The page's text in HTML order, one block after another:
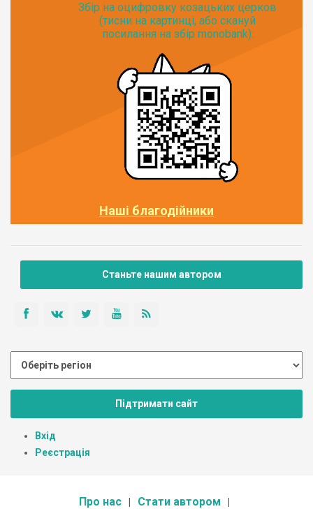
Збір на оцифровку козацьких церков
(тисни на картинці, або скануй
посилання на збір monobank):
Наші благодійники
Станьте нашим автором
Підтримати сайт
Вхід
Реєстрація
Про нас Стати автором